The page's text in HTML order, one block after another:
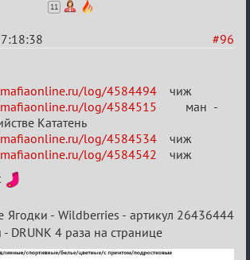
11
#96
log/4584494 чиж
log/4584515 ман -
Кататень
log/4584534 чиж
log/4584542 чиж
- Wildberries - артикул 26436444
DRUNK 4 раза на странице